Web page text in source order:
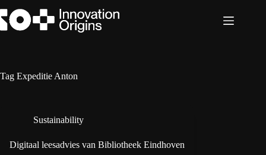
naar
de
Tag Expeditie Anton
Sustainability
Digitaal leesadvies van Bibliotheek Eindhoven